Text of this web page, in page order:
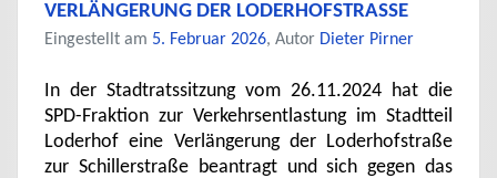
VERLÄNGERUNG DER LODERHOFSTRASSE
Eingestellt am 5. Februar 2026, Autor Dieter Pirner
In der Stadtratssitzung vom 26.11.2024 hat die
SPD-Fraktion zur Verkehrsentlastung im Stadtteil
Loderhof eine Verlängerung der Loderhofstraße
zur Schillerstraße beantragt und sich gegen das